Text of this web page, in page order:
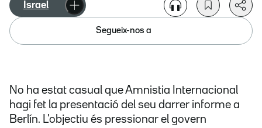
Israel
Segueix-nos a
No ha estat casual que Amnistia Internacional
hagi fet la presentació del seu darrer informe a
Berlín. L'objectiu és pressionar el govern